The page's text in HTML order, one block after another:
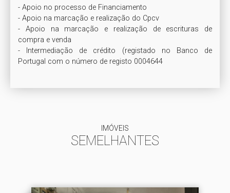
- Apoio no processo de Financiamento
- Apoio na marcação e realização do Cpcv
- Apoio na marcação e realização de escrituras de
compra e venda
- Intermediação de crédito (registado no Banco de
Portugal com o número de registo 0004644
IMÓVEIS
SEMELHANTES